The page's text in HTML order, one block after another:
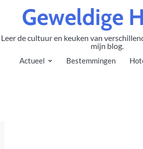
Geweldige
Leer de cultuur en keuken van
mijn blog.
Actueel Bestemmingen